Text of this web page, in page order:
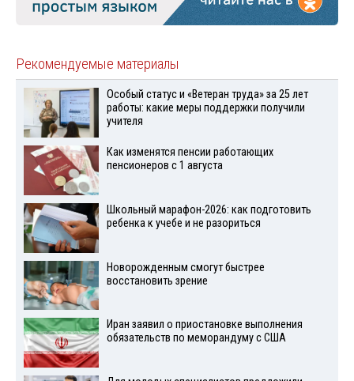
Рекомендуемые материалы
Особый статус и «Ветеран труда» за 25 лет
работы: какие меры поддержки получили
учителя
Как изменятся пенсии работающих
пенсионеров с 1 августа
Школьный марафон-2026: как подготовить
ребенка к учебе и не разориться
Новорожденным смогут быстрее
восстановить зрение
Иран заявил о приостановке выполнения
обязательств по меморандуму с США